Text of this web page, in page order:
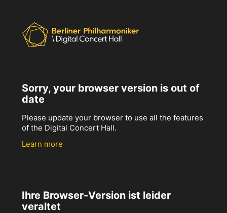
Sorry, your browser version is out of
date
Please update your browser to use all the features
of the Digital Concert Hall.
Learn more
Ihre Browser-Version ist leider
veraltet